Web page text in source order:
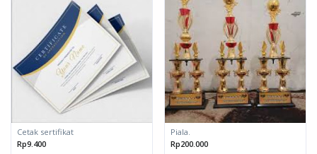
Cetak sertifikat
Rp9.400
Piala.
Rp200.000